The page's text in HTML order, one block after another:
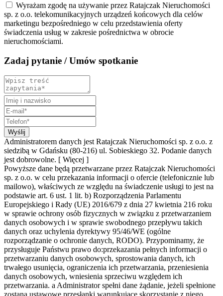
Wyrażam zgodę na używanie przez Ratajczak Nieruchomości
sp. z o.o. telekomunikacyjnych urządzeń końcowych dla celów
marketingu bezpośredniego w celu przedstawienia oferty
świadczenia usług w zakresie pośrednictwa w obrocie
nieruchomościami.
Zadaj pytanie /Umów spotkanie
Wyślij
Administratorem danych jest Ratajczak Nieruchomości sp. z o.o. z
siedzibą w Gdańsku (80-216) ul. Sobieskiego 32. Podanie danych
jest dobrowolne. [ Więcej ]
Powyższe dane będą przetwarzane przez Ratajczak Nieruchomości
sp. z o.o. w celu przekazania informacji o ofercie (telefonicznie lub
mailowo), właściwych ze względu na świadczenie usługi to jest na
podstawie art. 6 ust. 1 lit. b) Rozporządzenia Parlamentu
Europejskiego i Rady (UE) 2016/679 z dnia 27 kwietnia 216 roku
w sprawie ochrony osób fizycznych w związku z przetwarzaniem
danych osobowych i w sprawie swobodnego przepływu takich
danych oraz uchylenia dyrektywy 95/46/WE (ogólne
rozporządzanie o ochronie danych, RODO). Przypominamy, że
przysługuje Państwu prawo do:przekazania pełnych informacji o
przetwarzaniu danych osobowych, sprostowania danych, ich
trwałego usunięcia, ograniczenia ich przetwarzania, przeniesienia
danych osobowych, wniesienia sprzeciwu względem ich
przetwarzania. a Administrator spełni dane żądanie, jeżeli spełnione